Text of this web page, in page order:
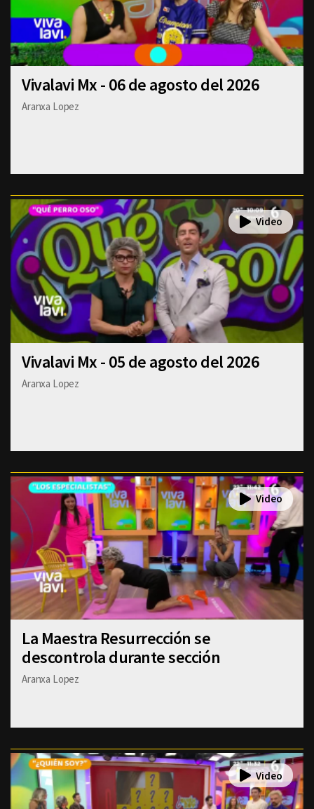
Vivalavi Mx - 06 de agosto del 2026
Aranxa Lopez
Vivalavi Mx - 05 de agosto del 2026
Aranxa Lopez
La Maestra Resurrección se
descontrola durante sección
Aranxa Lopez